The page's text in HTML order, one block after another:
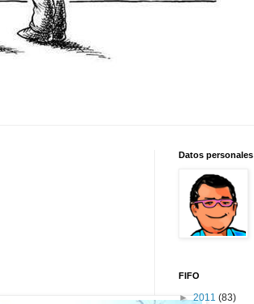
Datos personales
FIFO
►2011 (83)